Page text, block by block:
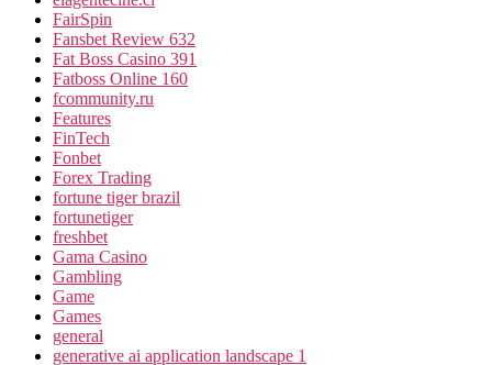
FairSpin
Fansbet Review 632
Fat Boss Casino 391
Fatboss Online 160
fcommunity.ru
Features
FinTech
Fonbet
Forex Trading
fortune tiger brazil
fortunetiger
freshbet
Gama Casino
Gambling
Game
Games
general
generative ai application landscape 1